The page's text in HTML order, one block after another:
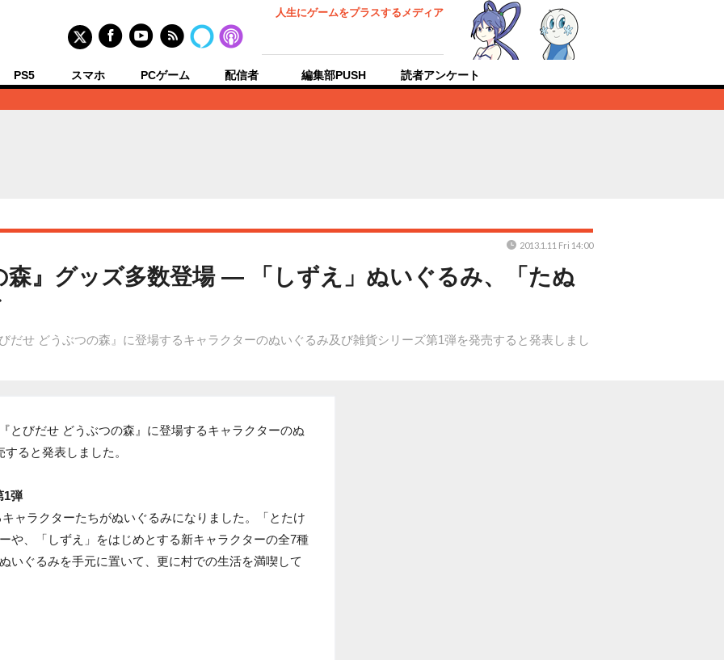
人生にゲームをプラスするメディア
PS5 スマホ PCゲーム 配信者 編集部PUSH 読者アンケート
』グッズ多数登場 ― 「しずえ」ぬいぐるみ、「たぬ
だせ どうぶつの森』に登場するキャラクターのぬいぐるみ及び雑貨シリーズ第1弾を発売すると発表しまし
2013.1.11 Fri 14:00
とびだせ どうぶつの森』に登場するキャラクターのぬ
ると発表しました。
1弾
ャラクターたちがぬいぐるみになりました。「とたけ
や、「しずえ」をはじめとする新キャラクターの全7種
いぐるみを手元に置いて、更に村での生活を満喫して